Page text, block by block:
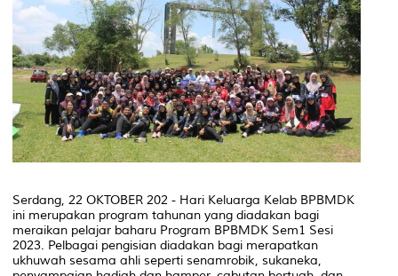
Serdang, 22 OKTOBER 202 - Hari Keluarga Kelab BPBMDK
ini merupakan program tahunan yang diadakan bagi
meraikan pelajar baharu Program BPBMDK Sem1 Sesi
2023. Pelbagai pengisian diadakan bagi merapatkan
ukhuwah sesama ahli seperti senamrobik, sukaneka,